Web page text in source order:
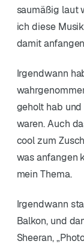
saumäßig laut
ich diese
damit
Irgendwann
geholt hab
waren. Auch
cool zum
was anfangen
mein Thema.
Irgendwann
Balkon, und
Sheeran,